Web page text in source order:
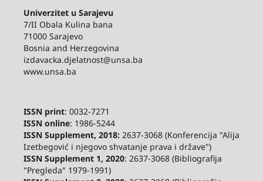
Univerzitet u Sarajevu
7/II Obala Kulina bana
71000 Sarajevo
Bosnia and Herzegovina
izdavacka.djelatnost@unsa.ba
www.unsa.ba
ISSN print: 0032-7271
ISSN online: 1986-5244
ISSN Supplement, 2018:2637-3068 (Konferencija "Alija
Izetbegović i njegovo shvatanje prava i države")
ISSN Supplement 1, 2020: 2637-3068 (Bibliografija
"Pregleda" 1979-1991)